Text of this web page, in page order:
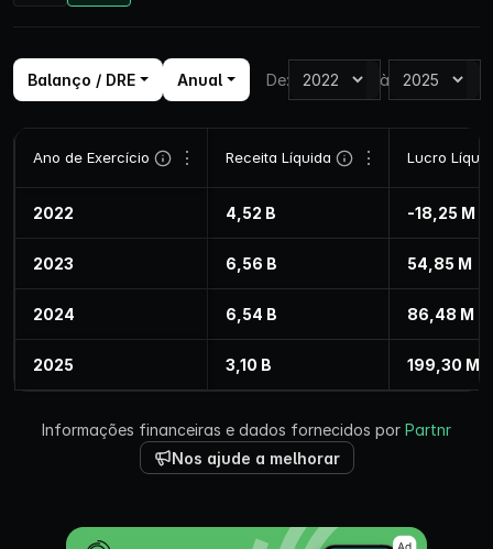
Balanço / DRE Anual De: à
Ano de Exercício ⋮ Receita Líquida ⋮ Lucro
2022 4,52 B -18,25 M
2023 6,56 B 54,85 M
2024 6,54 B 86,48 M
2025 3,10 B 199,30 M
Informações financeiras e dados fornecidos por Partnr
Nos ajude a melhorar